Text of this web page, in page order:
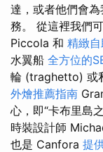
達，或者他們會
務。 從這裡我們
Piccola 和 精緻
水翼船 全方位的
輪 (traghetto) 或
外燴推薦指南
心，即“卡布里島
時裝設計師
也是 Canfora 提